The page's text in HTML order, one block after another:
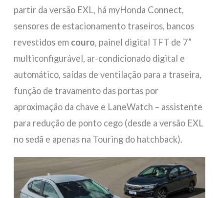
partir da versão EXL, há myHonda Connect,
sensores de estacionamento traseiros, bancos
revestidos em couro, painel digital TFT de 7”
multiconfigurável, ar-condicionado digital e
automático, saídas de ventilação para a traseira,
função de travamento das portas por
aproximação da chave e LaneWatch – assistente
para redução de ponto cego (desde a versão EXL
no sedã e apenas na Touring do hatchback).